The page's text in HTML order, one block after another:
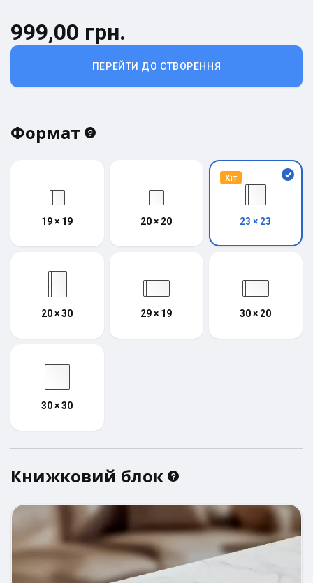
ПЕРЕЙТИ ДО СТВОРЕННЯ
999,00 грн.
Формат
19 × 19 20 × 20
Хіт
23 × 23
20 × 30 29 × 19 30 × 20
30 × 30
Книжковий блок